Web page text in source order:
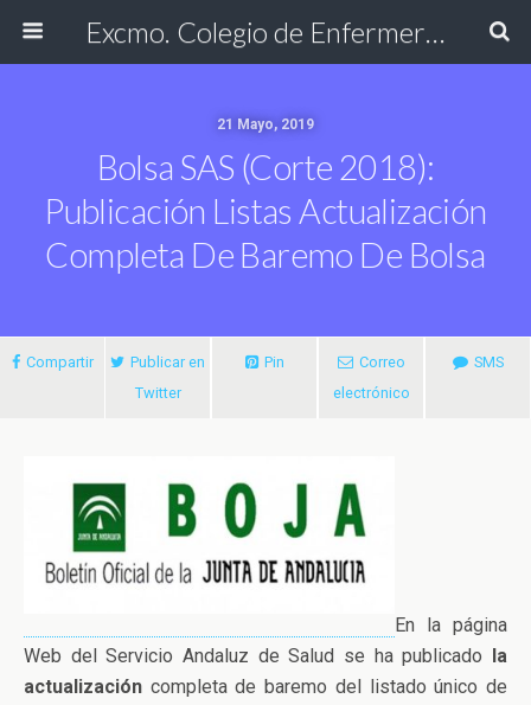
Excmo. Colegio de Enfermería de Cádiz
21 Mayo, 2019
Bolsa SAS (corte 2018):
Publicación Listas Actualización
Completa De Baremo De Bolsa
Compartir
Publicar en
Twitter
Pin
Correo
electrónico
SMS
En la página
Web del Servicio Andaluz de Salud se ha publicado la
actualización completa de baremo del listado único de